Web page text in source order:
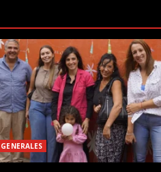
GENERALES